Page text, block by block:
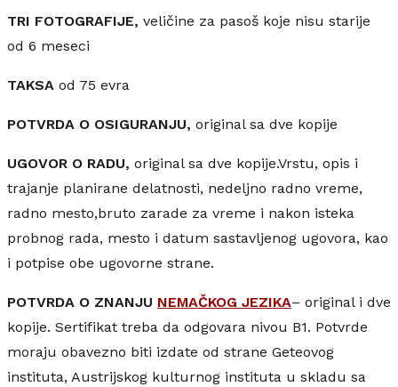
TRI FOTOGRAFIJE, veličine za pasoš koje nisu starije
od 6 meseci
TAKSA od 75 evra
POTVRDA O OSIGURANJU, original sa dve kopije
UGOVOR O RADU, original sa dve kopije.Vrstu, opis i
trajanje planirane delatnosti, nedeljno radno vreme,
radno mesto,bruto zarade za vreme i nakon isteka
probnog rada, mesto i datum sastavljenog ugovora, kao
i potpise obe ugovorne strane.
POTVRDA O ZNANJU NEMAČKOG JEZIKA– original i dve
kopije. Sertifikat treba da odgovara nivou B1. Potvrde
moraju obavezno biti izdate od strane Geteovog
instituta, Austrijskog kulturnog instituta u skladu sa